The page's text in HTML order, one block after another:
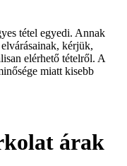
tétel egyedi. Annak
kérjük,
elérhető tételről. A
miatt kisebb
árak